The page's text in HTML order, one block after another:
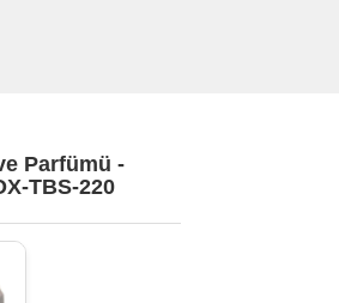
Parfümü -
TBS-220